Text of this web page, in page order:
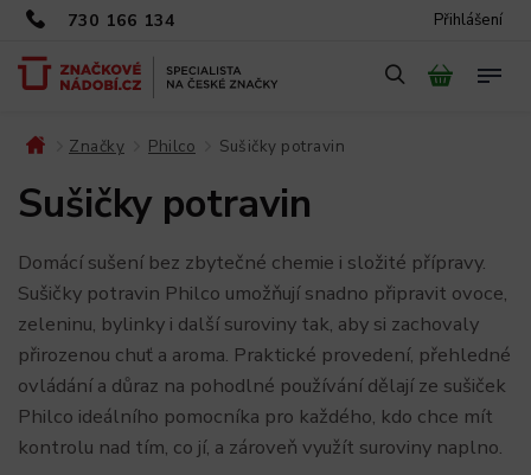
730 166 134 Přihlášení
Značky Philco Sušičky potravin
Sušičky potravin
Domácí sušení bez zbytečné chemie i složité přípravy.
Sušičky potravin Philco umožňují snadno připravit ovoce,
zeleninu, bylinky i další suroviny tak, aby si zachovaly
přirozenou chuť a aroma. Praktické provedení, přehledné
ovládání a důraz na pohodlné používání dělají ze sušiček
Philco ideálního pomocníka pro každého, kdo chce mít
kontrolu nad tím, co jí, a zároveň využít suroviny naplno.